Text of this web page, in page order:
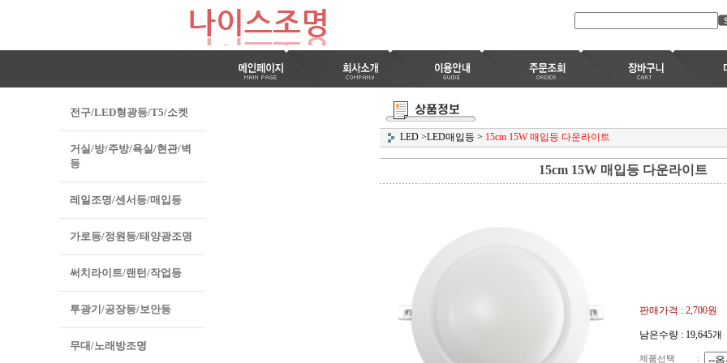
전구/LED형광등/T5/소켓
거실/방/주방/욕실/현관/벽
등
레일조명/센서등/매입등
가로등/정원등/태양광조명
써치라이트/랜턴/작업등
투광기/공장등/보안등
무대/노래방조명
LED >LED매입등 > 15cm 15W 매입등 다운라이트
15cm 15W 매입등 다운라이트
판매가격 : 2,700원
남은수량 : 19,645개
제품선택 :